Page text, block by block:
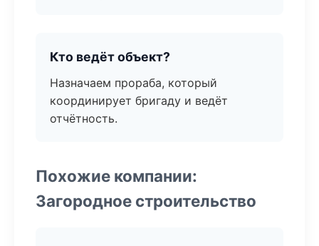
Кто ведёт объект?
Назначаем прораба, который
координирует бригаду и ведёт
отчётность.
Похожие компании:
Загородное строительство